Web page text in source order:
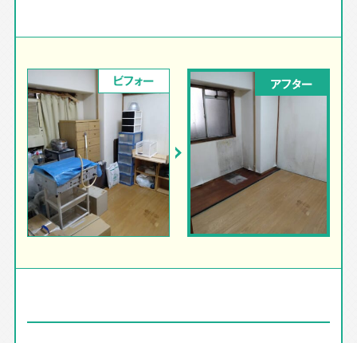
ビフォー アフター